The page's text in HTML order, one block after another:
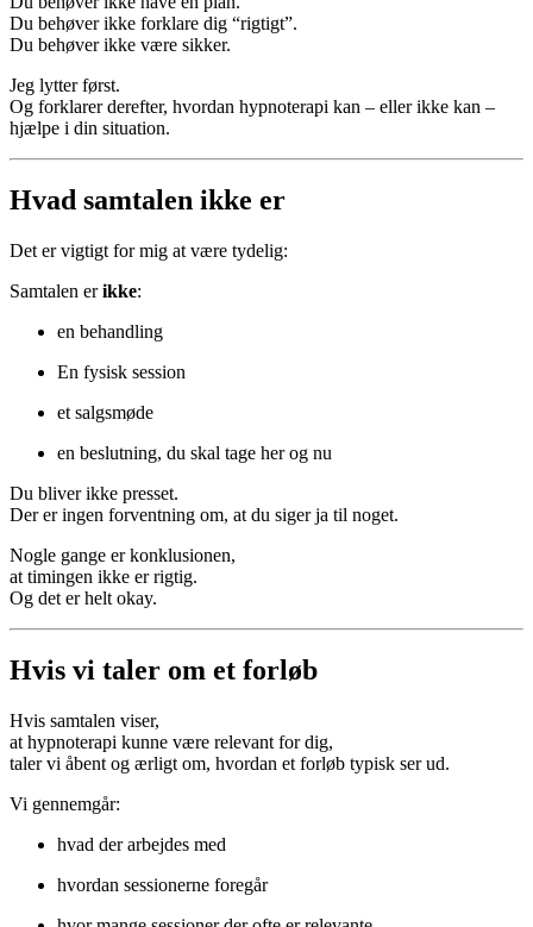
Du behøver ikke forklare dig “rigtigt”.
Du behøver ikke være sikker.
Jeg lytter først.
Og forklarer derefter, hvordan hypnoterapi kan – eller ikke kan –
hjælpe i din situation.
Hvad samtalen ikke er
Det er vigtigt for mig at være tydelig:
Samtalen erikke:
en behandling
En fysisk session
et salgsmøde
en beslutning, du skal tage her og nu
Du bliver ikke presset.
Der er ingen forventning om, at du siger ja til noget.
Nogle gange er konklusionen,
at timingen ikke er rigtig.
Og det er helt okay.
Hvis vi taler om et forløb
Hvis samtalen viser,
at hypnoterapi kunne være relevant for dig,
taler vi åbent og ærligt om, hvordan et forløb typisk ser ud.
Vi gennemgår:
hvad der arbejdes med
hvordan sessionerne foregår